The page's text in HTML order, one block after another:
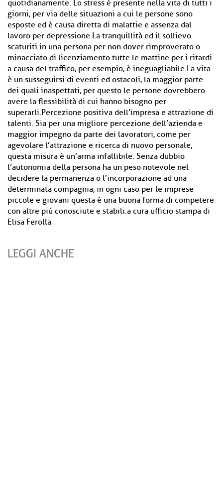
quotidianamente. Lo stress è presente nella vita di tutti i
giorni, per via delle situazioni a cui le persone sono
esposte ed è causa diretta di malattie e assenza dal
lavoro per depressione.La tranquillità ed il sollievo
scaturiti in una persona per non dover rimproverato o
minacciato di licenziamento tutte le mattine per i ritardi
a causa del traffico, per esempio, è ineguagliabile.La vita
è un susseguirsi di eventi ed ostacoli, la maggior parte
dei quali inaspettati, per questo le persone dovrebbero
avere la flessibilità di cui hanno bisogno per
superarli.Percezione positiva dell’impresa e attrazione di
talenti. Sia per una migliore percezione dell’azienda e
maggior impegno da parte dei lavoratori, come per
agevolare l’attrazione e ricerca di nuovo personale,
questa misura è un’arma infallibile. Senza dubbio
l’autonomia della persona ha un peso notevole nel
decidere la permanenza o l’incorporazione ad una
determinata compagnia, in ogni caso per le imprese
piccole e giovani questa è una buona forma di competere
con altre piú conosciute e stabili.a cura ufficio stampa di
Elisa Ferolla
LEGGI ANCHE